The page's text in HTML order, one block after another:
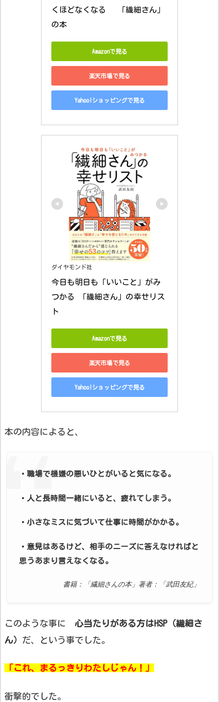
くほどなくなる 　「繊細さん」
の本
Amazonで見る
楽天市場で見る
Yahoo!ショッピングで見る
ダイヤモンド社
今日も明日も「いいこと」がみ
つかる 「繊細さん」の幸せリス
ト
Amazonで見る
楽天市場で見る
Yahoo!ショッピングで見る
本の内容によると、
・職場で機嫌の悪いひとがいると気になる。
・人と長時間一緒にいると、疲れてしまう。
・小さなミスに気づいて仕事に時間がかかる。
・意見はあるけど、相手のニーズに答えなければと
思うあまり言えなくなる。
書籍：「繊細さんの本」著者：「武田友紀」
このような事に 心当たりがある方はHSP（繊細さ
ん） だ、という事でした。
「これ、まるっきりわたしじゃん！」
衝撃的でした。